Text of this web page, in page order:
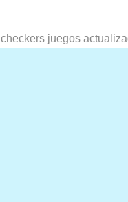
checkers juegos